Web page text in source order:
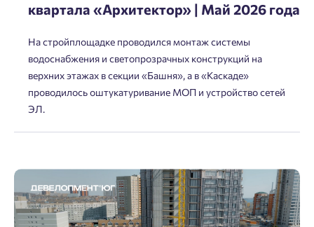
квартала «Архитектор» | Май 2026 года
На стройплощадке проводился монтаж системы
водоснабжения и светопрозрачных конструкций на
верхних этажах в секции «Башня», а в «Каскаде»
проводилось оштукатуривание МОП и устройство сетей
ЭЛ.